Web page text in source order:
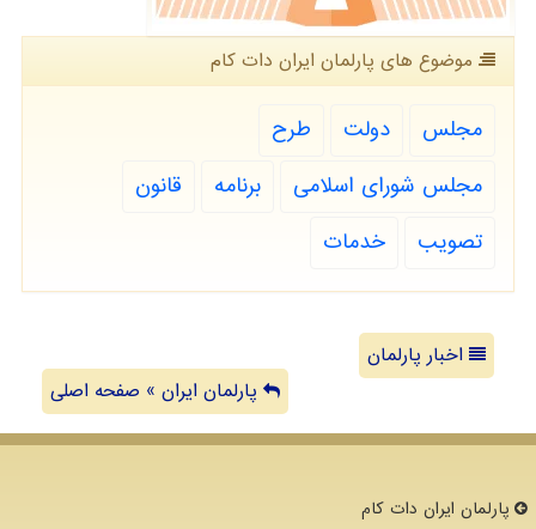
موضوع های پارلمان ایران دات كام
مجلس دولت
طرح
مجلس شورای اسلامی
برنامه
قانون
تصویب
خدمات
اخبار پارلمان
پارلمان ایران » صفحه اصلی
پارلمان ایران دات كام